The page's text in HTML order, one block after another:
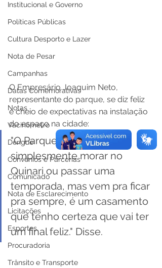
Institucional e Governo
Políticas Públicas
Cultura Desporto e Lazer
Nota de Pesar
Campanhas
Datas Comemorativas
Notas
Vacinômetro
Dengue
Convênios e Parcerias
Comunicado
Nota de Esclarecimento
Licitações
Esportes
Procuradoria
Trânsito e Transporte
O Empresário Joaquim Neto,
representante do parque, se diz feliz
e cheio de expectativas na instalação
do espaço na cidade:
"O Parque não vem
simplesmente morar no
Quinari ou passar uma
temporada, mas vem pra ficar
pra sempre, é um casamento
que tenho certeza que vai ter
um final feliz." Disse.